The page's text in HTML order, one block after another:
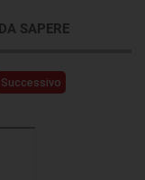
DA SAPERE